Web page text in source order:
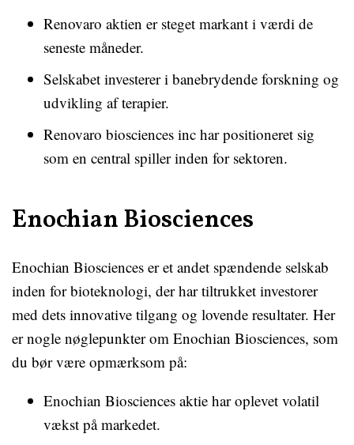
Renovaro aktien er steget markant i værdi de
seneste måneder.
Selskabet investerer i banebrydende forskning og
udvikling af terapier.
Renovaro biosciences inc har positioneret sig
som en central spiller inden for sektoren.
Enochian Biosciences
Enochian Biosciences er et andet spændende selskab
inden for bioteknologi, der har tiltrukket investorer
med dets innovative tilgang og lovende resultater. Her
er nogle nøglepunkter om Enochian Biosciences, som
du bør være opmærksom på:
Enochian Biosciences aktie har oplevet volatil
vækst på markedet.